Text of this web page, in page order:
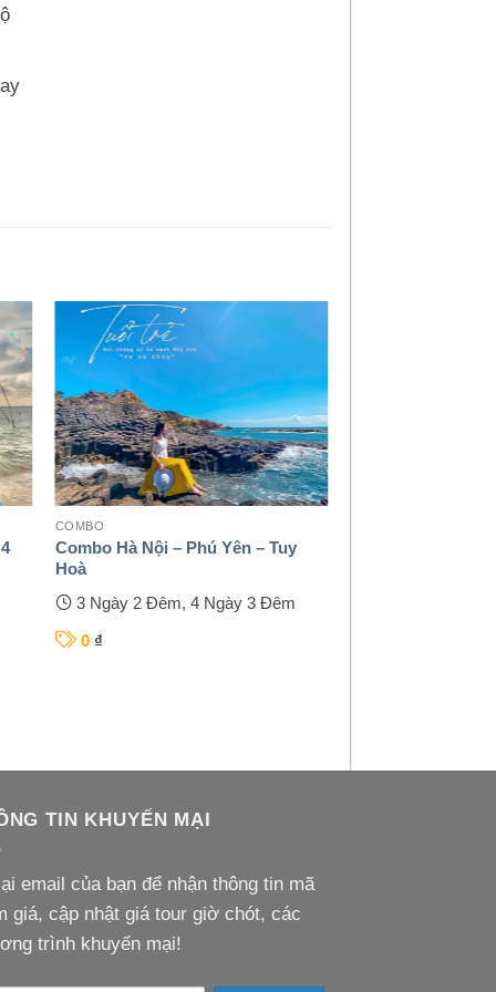
COMBO
Combo Hà Nội – Phú Yên – Tuy
Hoà
3 Ngày 2 Đêm, 4 Ngày 3 Đêm
0 ₫
TIN KHUYẾN MẠI
email của bạn để nhận thông tin mã
giá, cập nhật giá tour giờ chót, các
trình khuyến mại!